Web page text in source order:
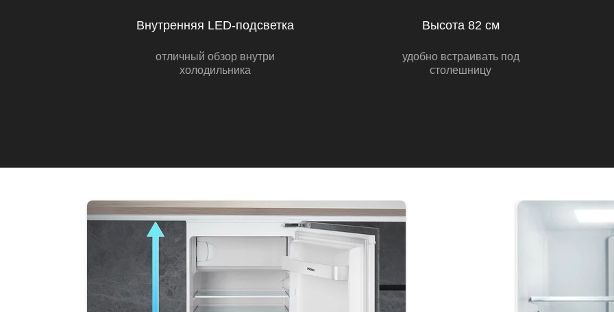
Внутренняя LED-подсветка
отличный обзор внутри
холодильника
Высота 82 см
удобно встраивать под
столешницу